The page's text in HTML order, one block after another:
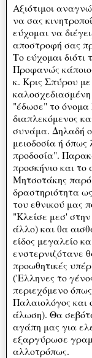
Αξιότιμοι
να σας
εύχομαι να
αποστροφή σας
Το εύχομαι διότι
Προφανώς
κ. Κρις Σπύρου
"έδωσε" το
διαπλεκόμενος
συνάμα. Δηλαδή
μειοδοσία ή όπως
προδοσία".
προσκήνιο και
Μητσοτάκης
δραστηριότητα
του εθνικού μας
"Κλείσε μεσ'
άλλο) και θα
είδος μεγαλείο
ενστερνιζότανε
προωθητικές
('Ελληνες το
περιεχόμενο
Παλαιολόγος και
άλωση). Θα
αγάπη μας για
εξαργύρωσε
αλλοτρόπως.